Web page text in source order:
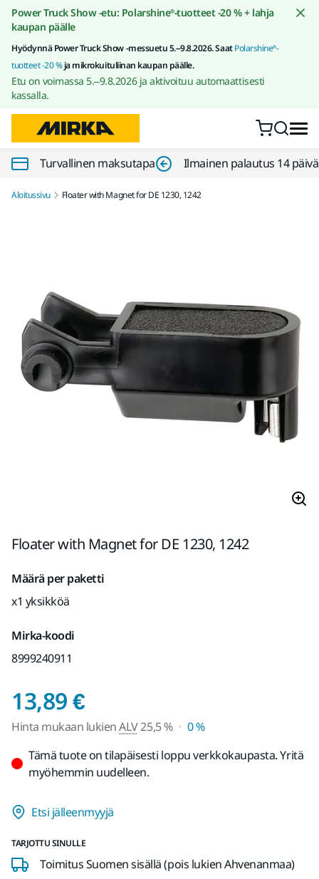
Siirry sisältöön
Power Truck Show -etu: Polarshine®-tuotteet -20 % + lahja
kaupan päälle
Hyödynnä Power Truck Show -messuetu 5.–9.8.2026. SaatPolarshine®-
tuotteet -20 %ja mikrokuituliinan kaupan päälle.
Etu on voimassa 5.–9.8.2026 ja aktivoituu automaattisesti
kassalla.
Turvallinen maksutapa Ilmainen palautus 14
Aloitussivu Floater with Magnet for DE 1230, 1242
Floater with Magnet for DE 1230, 1242
Määrä per paketti
x1 yksikköä
Mirka-koodi
8999240911
13,89 €Hinta mukaan lukien
Hinta mukaan lukienALV25,5 %
0 %
Tämä tuote on tilapäisesti loppu verkkokaupasta. Yritä
myöhemmin uudelleen.
Etsi jälleenmyyjä
TARJOTTU SINULLE
Toimitus Suomen sisällä (pois lukien Ahvenanmaa)